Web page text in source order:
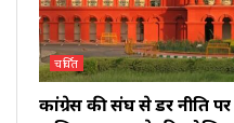
चर्चित
कांग्रेस की संघ से डर नीति